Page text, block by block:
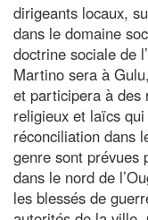
dirigeants locaux,
dans le domaine
doctrine sociale de
Martino sera à
et participera à des
religieux et laïcs
réconciliation dans
genre sont prévues
dans le nord de
les blessés de